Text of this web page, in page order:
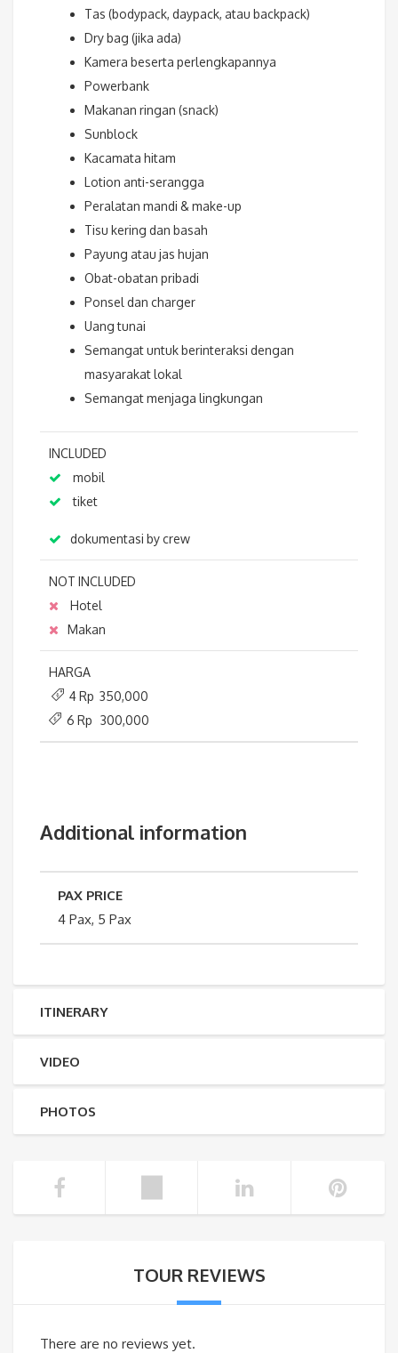
Tas (bodypack, daypack, atau backpack)
Dry bag (jika ada)
Kamera beserta perlengkapannya
Powerbank
Makanan ringan (snack)
Sunblock
Kacamata hitam
Lotion anti-serangga
Peralatan mandi & make-up
Tisu kering dan basah
Payung atau jas hujan
Obat-obatan pribadi
Ponsel dan charger
Uang tunai
Semangat untuk berinteraksi dengan
masyarakat lokal
Semangat menjaga lingkungan
INCLUDED
mobil
tiket
dokumentasi by crew
NOT INCLUDED
Hotel
Makan
HARGA
4 Rp 350,000
6 Rp 300,000
Additional information
PAX PRICE
4 Pax, 5 Pax
ITINERARY
VIDEO
PHOTOS
TOUR REVIEWS
There are no reviews yet.